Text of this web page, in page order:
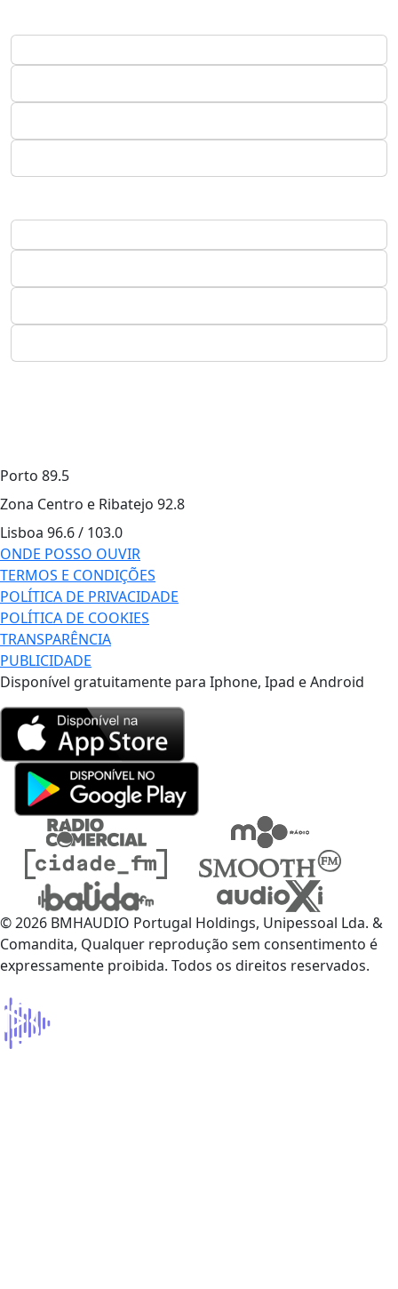
Porto 89.5
Zona Centro e Ribatejo 92.8
Lisboa 96.6 / 103.0
ONDE POSSO OUVIR
TERMOS E CONDIÇÕES
POLÍTICA DE PRIVACIDADE
POLÍTICA DE COOKIES
TRANSPARÊNCIA
PUBLICIDADE
Disponível gratuitamente para Iphone, Ipad e Android
© 2026 BMHAUDIO Portugal Holdings, Unipessoal Lda. &
Comandita, Qualquer reprodução sem consentimento é
expressamente proibida. Todos os direitos reservados.